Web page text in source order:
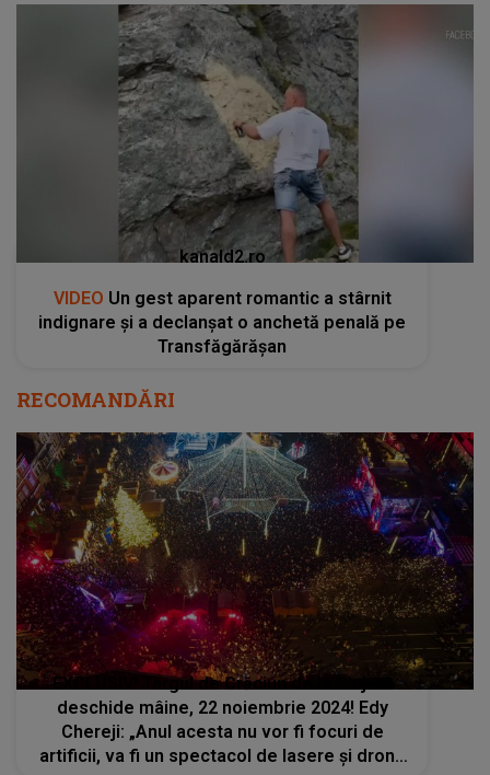
kanald2.ro
VIDEO Un gest aparent romantic a stârnit
indignare și a declanșat o anchetă penală pe
Transfăgărășan
RECOMANDĂRI
EXCLUSIV! Târgul de Crăciun de la Cluj se
deschide mâine, 22 noiembrie 2024! Edy
Chereji: „Anul acesta nu vor fi focuri de
artificii, va fi un spectacol de lasere și drone